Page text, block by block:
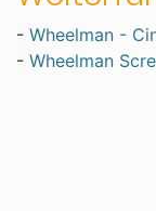
- Wheelman -
- Wheelman